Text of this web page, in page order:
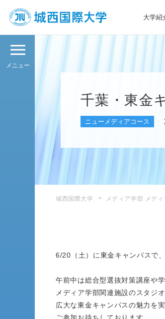
大学紹
メニュー
千葉・東金
ニューメディアコース
城西国際大学 メディア学部 メデ
6/20（土）に東金キャンパスで
午前中は総合型選抜対策講座や
メディア学部関連施設のスタジ
広大な東金キャンパスの魅力を